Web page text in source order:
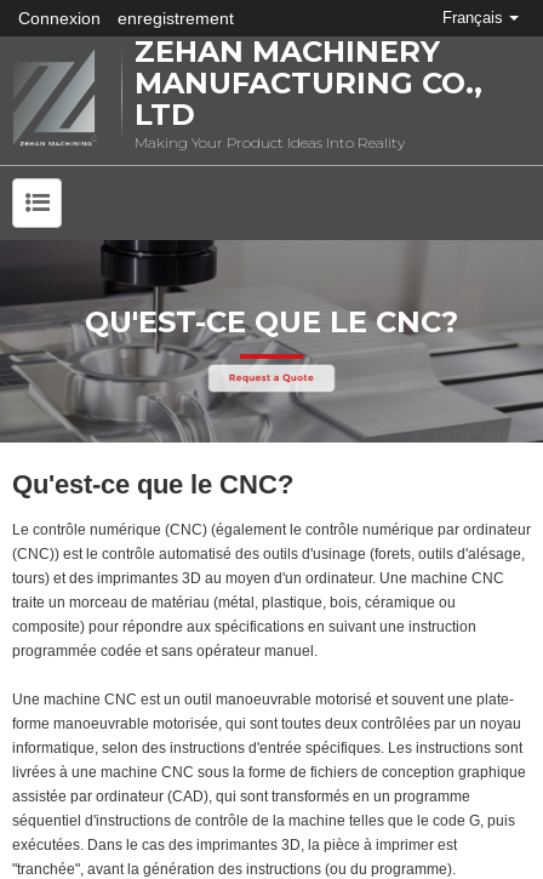
Connexion enregistrement Français
ZEHAN MACHINERY
MANUFACTURING CO.,
LTD
Making Your Product Ideas Into Reality
QU'EST-CE QUE LE CNC?
Qu'est-ce que le CNC?
Le contrôle numérique (CNC) (également le contrôle numérique par ordinateur
(CNC)) est le contrôle automatisé des outils d'usinage (forets, outils d'alésage,
tours) et des imprimantes 3D au moyen d'un ordinateur. Une machine CNC
traite un morceau de matériau (métal, plastique, bois, céramique ou
composite) pour répondre aux spécifications en suivant une instruction
programmée codée et sans opérateur manuel.
Une machine CNC est un outil manoeuvrable motorisé et souvent une plate-
forme manoeuvrable motorisée, qui sont toutes deux contrôlées par un noyau
informatique, selon des instructions d'entrée spécifiques. Les instructions sont
livrées à une machine CNC sous la forme de fichiers de conception graphique
assistée par ordinateur (CAD), qui sont transformés en un programme
séquentiel d'instructions de contrôle de la machine telles que le code G, puis
exécutées. Dans le cas des imprimantes 3D, la pièce à imprimer est
"tranchée", avant la génération des instructions (ou du programme).